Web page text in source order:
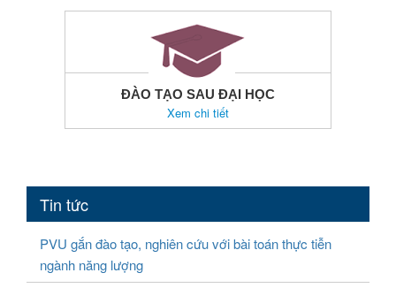
ĐÀO TẠO SAU ĐẠI HỌC
Xem chi tiết
Tin tức
PVU gắn đào tạo, nghiên cứu với bài toán thực tiễn
ngành năng lượng